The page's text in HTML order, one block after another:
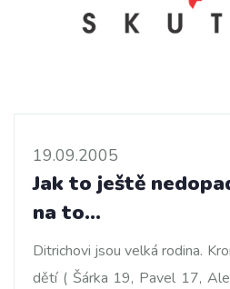
19.09.2005
Jak to ještě
na to…
Ditrichovi jsou velká rodina.
dětí ( Šárka 19, Pavel 17,